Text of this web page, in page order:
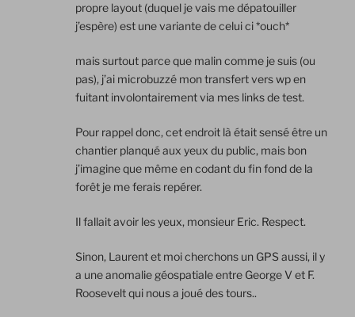
propre layout (duquel je vais me dépatouiller
j’espère) est une variante de celui ci *ouch*
mais surtout parce que malin comme je suis (ou
pas), j’ai microbuzzé mon transfert vers wp en
fuitant involontairement via mes links de test.
Pour rappel donc, cet endroit là était sensé être un
chantier planqué aux yeux du public, mais bon
j’imagine que même en codant du fin fond de la
forêt je me ferais repérer.
Il fallait avoir les yeux, monsieur Eric. Respect.
Sinon, Laurent et moi cherchons un GPS aussi, il y
a une anomalie géospatiale entre George V et F.
Roosevelt qui nous a joué des tours..